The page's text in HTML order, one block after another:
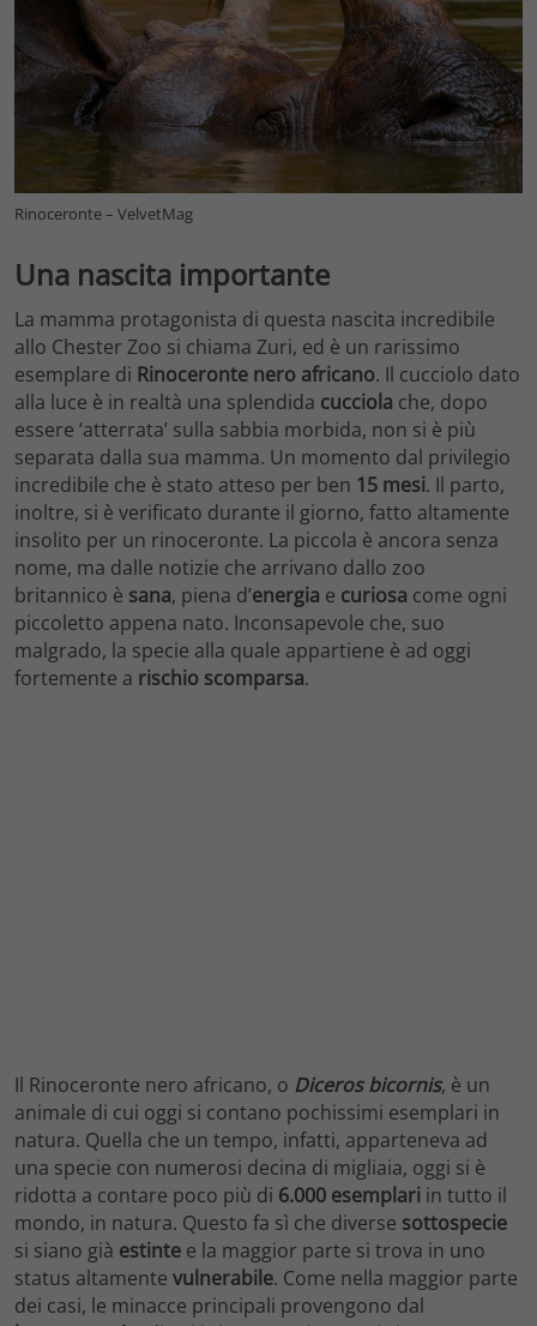
Rinoceronte – VelvetMag
Una nascita importante
La mamma protagonista di questa nascita incredibile
allo Chester Zoo si chiama Zuri, ed è un rarissimo
esemplare di Rinoceronte nero africano. Il cucciolo dato
alla luce è in realtà una splendida cucciola che, dopo
essere ‘atterrata’ sulla sabbia morbida, non si è più
separata dalla sua mamma. Un momento dal privilegio
incredibile che è stato atteso per ben 15 mesi. Il parto,
inoltre, si è verificato durante il giorno, fatto altamente
insolito per un rinoceronte. La piccola è ancora senza
nome, ma dalle notizie che arrivano dallo zoo
britannico è sana, piena d’energia e curiosa come ogni
piccoletto appena nato. Inconsapevole che, suo
malgrado, la specie alla quale appartiene è ad oggi
fortemente a rischio scomparsa.
Il Rinoceronte nero africano, o Diceros bicornis, è un
animale di cui oggi si contano pochissimi esemplari in
natura. Quella che un tempo, infatti, apparteneva ad
una specie con numerosi decina di migliaia, oggi si è
ridotta a contare poco più di 6.000 esemplari in tutto il
mondo, in natura. Questo fa sì che diverse sottospecie
si siano già estinte e la maggior parte si trova in uno
status altamente vulnerabile. Come nella maggior parte
dei casi, le minacce principali provengono dal